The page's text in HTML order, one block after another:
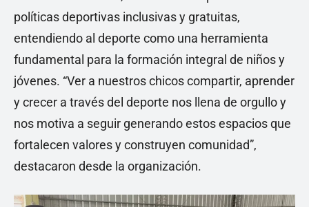
políticas deportivas inclusivas y gratuitas,
entendiendo al deporte como una herramienta
fundamental para la formación integral de niños y
jóvenes. “Ver a nuestros chicos compartir, aprender
y crecer a través del deporte nos llena de orgullo y
nos motiva a seguir generando estos espacios que
fortalecen valores y construyen comunidad”,
destacaron desde la organización.